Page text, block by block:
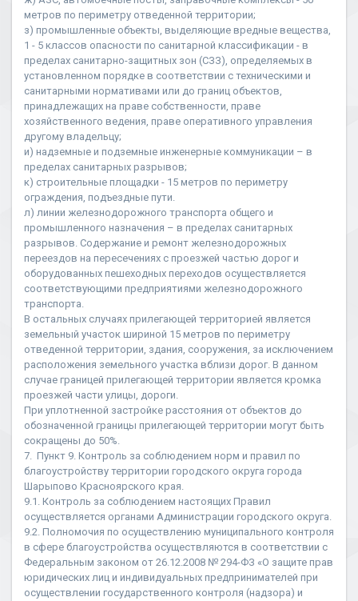
метров по периметру отведенной территории;
з) промышленные объекты, выделяющие вредные вещества,
1 - 5 классов опасности по санитарной классификации - в
пределах санитарно-защитных зон (СЗЗ), определяемых в
установленном порядке в соответствии с техническими и
санитарными нормативами или до границ объектов,
принадлежащих на праве собственности, праве
хозяйственного ведения, праве оперативного управления
другому владельцу;
и) надземные и подземные инженерные коммуникации – в
пределах санитарных разрывов;
к) строительные площадки - 15 метров по периметру
ограждения, подъездные пути.
л) линии железнодорожного транспорта общего и
промышленного назначения – в пределах санитарных
разрывов. Содержание и ремонт железнодорожных
переездов на пересечениях с проезжей частью дорог и
оборудованных пешеходных переходов осуществляется
соответствующими предприятиями железнодорожного
транспорта.
В остальных случаях прилегающей территорией является
земельный участок шириной 15 метров по периметру
отведенной территории, здания, сооружения, за исключением
расположения земельного участка вблизи дорог. В данном
случае границей прилегающей территории является кромка
проезжей части улицы, дороги.
При уплотненной застройке расстояния от объектов до
обозначенной границы прилегающей территории могут быть
сокращены до 50%.
7. Пункт 9. Контроль за соблюдением норм и правил по
благоустройству территории городского округа города
Шарыпово Красноярского края.
9.1. Контроль за соблюдением настоящих Правил
осуществляется органами Администрации городского округа.
9.2. Полномочия по осуществлению муниципального контроля
в сфере благоустройства осуществляются в соответствии с
Федеральным законом от 26.12.2008 № 294-ФЗ «О защите прав
юридических лиц и индивидуальных предпринимателей при
осуществлении государственного контроля (надзора) и